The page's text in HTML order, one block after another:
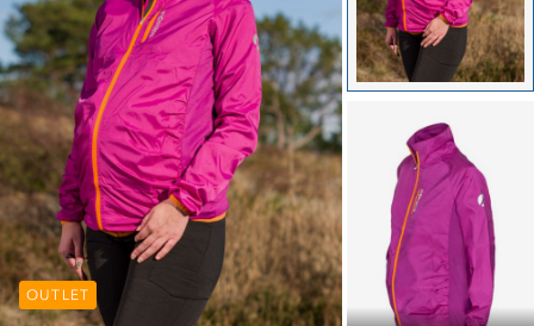
OUTLET OUTLET
OUTLET